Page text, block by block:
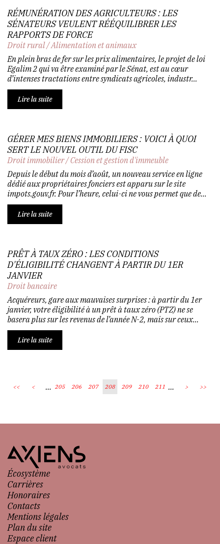
RÉMUNÉRATION DES AGRICULTEURS : LES
SÉNATEURS VEULENT RÉÉQUILIBRER LES
RAPPORTS DE FORCE
Droit rural/Alimentation et animaux
En plein bras de fer sur les prix alimentaires, le projet de loi
Egalim 2 qui va être examiné par le Sénat, est au cœur
d’intenses tractations entre syndicats agricoles, industr...
Lire la suite
GÉRER MES BIENS IMMOBILIERS : VOICI À QUOI
SERT LE NOUVEL OUTIL DU FISC
Droit immobilier/Cession et gestion d'immeuble
Depuis le début du mois d’août, un nouveau service en ligne
dédié aux propriétaires fonciers est apparu sur le site
impots.gouv.fr. Pour l’heure, celui-ci ne vous permet que de...
Lire la suite
PRÊT À TAUX ZÉRO : LES CONDITIONS
D'ÉLIGIBILITÉ CHANGENT À PARTIR DU 1ER
JANVIER
Droit bancaire
Acquéreurs, gare aux mauvaises surprises : à partir du 1er
janvier, votre éligibilité à un prêt à taux zéro (PTZ) ne se
basera plus sur les revenus de l’année N-2, mais sur ceux...
Lire la suite
<< < ... 205 206 207 208 209 210 211 ... > >>
Écosystème
Carrières
Honoraires
Contacts
Mentions légales
Plan du site
Espace client